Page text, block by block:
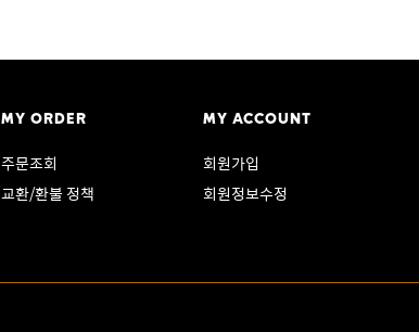
MY ORDER
주문조회
교환/환불 정책
MY ACCOUNT
회원가입
회원정보수정